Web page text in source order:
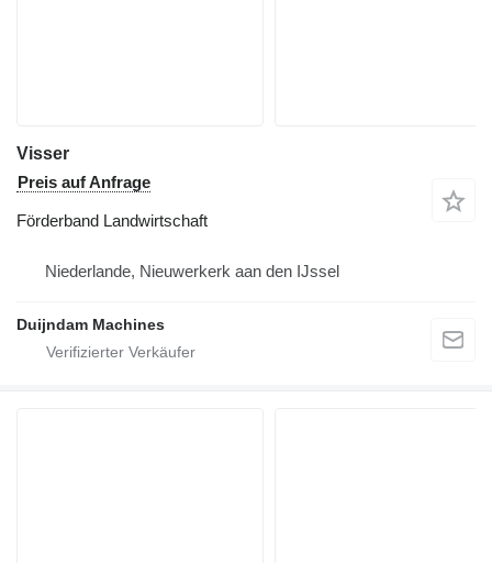
Visser
Preis auf Anfrage
Förderband Landwirtschaft
Niederlande, Nieuwerkerk aan den IJssel
Duijndam Machines